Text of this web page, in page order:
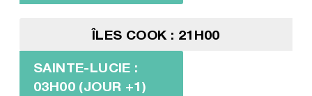
ÎLES COOK : 21H00
SAINTE-LUCIE :
03H00 (JOUR +1)